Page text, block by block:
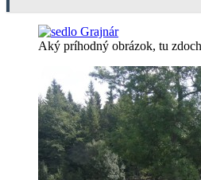
Aký príhodný obrázok, tu